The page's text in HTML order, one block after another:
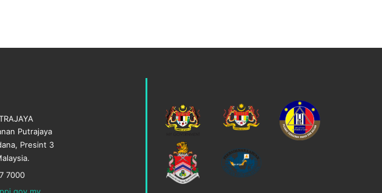
Putrajaya
Presint 3
7000